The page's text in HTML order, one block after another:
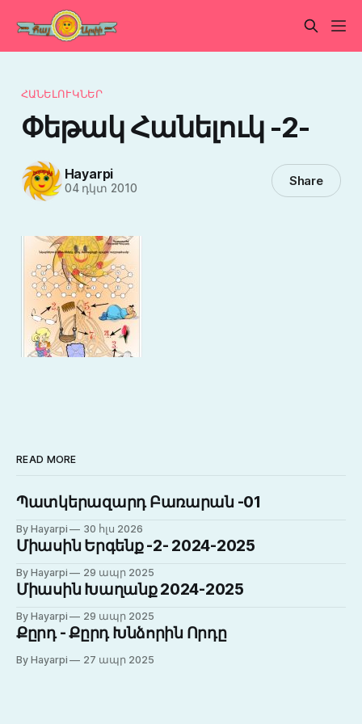
ՀԱՆԵԼՈՒԿՆԵՐ
Փեթակ Հանելուկ -2-
Hayarpi
04 դկտ 2010 Share
READ MORE
Պատկերազարդ Բառարան -01
By Hayarpi 30 հլս 2026
Միասին Երգենք -2- 2024-2025
By Hayarpi 29 ապր 2025
Միասին Խաղանք 2024-2025
By Hayarpi 29 ապր 2025
Քըրդ - Քըրդ Խնձորին Որդը
By Hayarpi 27 ապր 2025